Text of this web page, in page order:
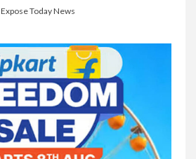
Expose Today News